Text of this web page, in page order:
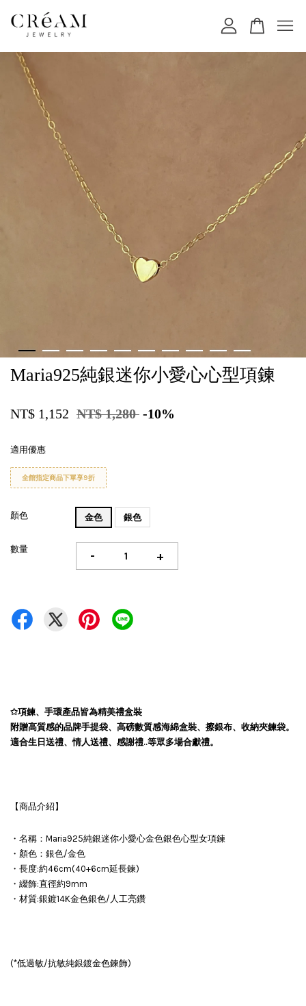
Maria925純銀迷你小愛心心型項鍊
NT$ 1,152 NT$ 1,280 -10%
適用優惠
全館指定商品下單享9折
顏色 金色 銀色
數量 - +
✩項鍊、手環產品皆為精美禮盒裝
附贈高質感的品牌手提袋、高磅數質感海綿盒裝、擦銀布、收納夾鍊袋。
適合生日送禮、情人送禮、感謝禮..等眾多場合獻禮。
【商品介紹】
・名稱：Maria925純銀迷你小愛心金色銀色心型女項鍊
・顏色：銀色/金色
・長度:約46cm(40+6cm延長鍊)
・綴飾:直徑約9mm
・材質:銀鍍14K金色銀色/人工亮鑽
(*低過敏/抗敏純銀鍍金色鍊飾)